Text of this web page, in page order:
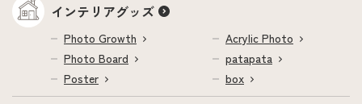
インテリアグッズ
Photo Growth
Photo Board
Poster
Acrylic Photo
patapata
box